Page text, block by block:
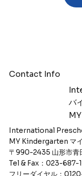
Contact Info
バ
International
MY Kindergarten マ
〒990-2435 山形市青
Tel & Fax：023-687-
フリーダイヤル：